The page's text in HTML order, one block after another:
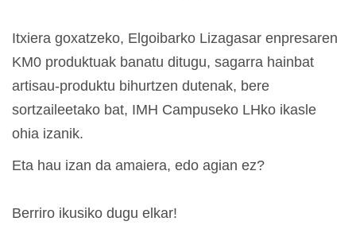
Itxiera goxatzeko, Elgoibarko Lizagasar enpresaren
KM0 produktuak banatu ditugu, sagarra hainbat
artisau-produktu bihurtzen dutenak, bere
sortzaileetako bat, IMH Campuseko LHko ikasle
ohia izanik.
Eta hau izan da amaiera, edo agian ez?
Berriro ikusiko dugu elkar!